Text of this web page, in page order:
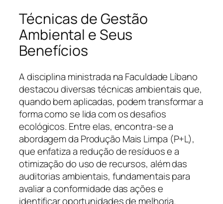
Técnicas de Gestão
Ambiental e Seus
Benefícios
A disciplina ministrada na Faculdade Líbano
destacou diversas técnicas ambientais que,
quando bem aplicadas, podem transformar a
forma como se lida com os desafios
ecológicos. Entre elas, encontra-se a
abordagem da Produção Mais Limpa (P+L),
que enfatiza a redução de resíduos e a
otimização do uso de recursos, além das
auditorias ambientais, fundamentais para
avaliar a conformidade das ações e
identificar oportunidades de melhoria.